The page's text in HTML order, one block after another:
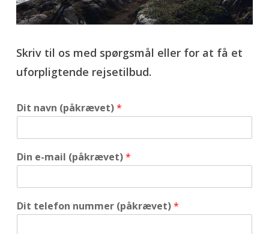
Skriv til os med spørgsmål eller for at få et
uforpligtende rejsetilbud.
Dit navn (påkrævet)*
Din e-mail (påkrævet)*
Dit telefon nummer (påkrævet)*